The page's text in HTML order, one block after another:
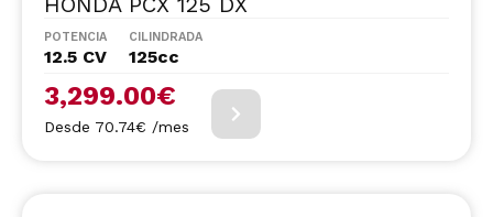
POTENCIA
12.5 CV
CILINDRADA
125cc
3,299.00€
Desde 70.74€ /mes